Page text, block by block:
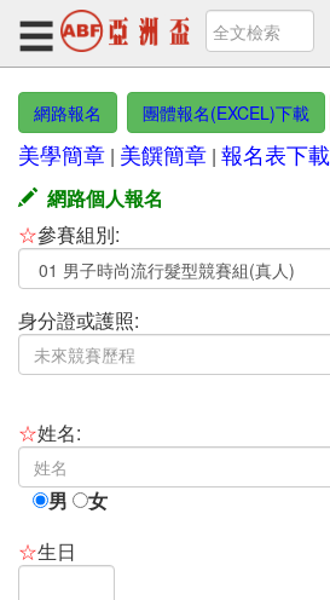
2025
ABF
亞
洲
盃
+報
名
與
競
☰
網路報名 團體報名(EXCEL)下載
美學簡章 | 美饌簡章 | 報名表下載
網路個人報名
☆參賽組別:
身分證或護照:
☆姓名:
男
女
☆生日